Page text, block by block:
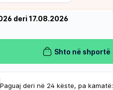
deri 17.08.2026
Shto në shportë
Paguaj deri në 24 këste, pa kamatë: